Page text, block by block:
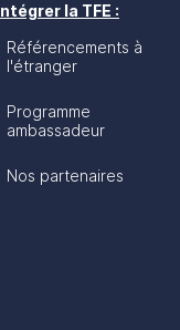
la TFE :
Référencements à
l'étranger
Programme
ambassadeur
Nos partenaires